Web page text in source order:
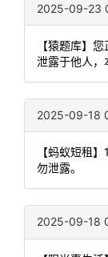
2025-09-23
【猿题库】
泄露于他人，
2025-09-18
【蚂蚁短租
勿泄露。
2025-09-18